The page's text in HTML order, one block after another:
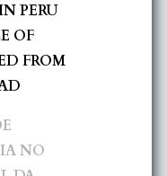
PERU
OF
FROM
NO